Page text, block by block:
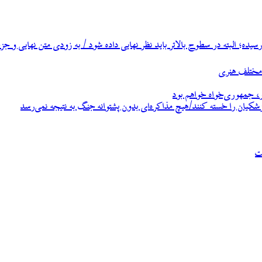
البته در سطوح بالاتر باید نظر نهایی داده شود / به زودی متن نهایی و
جمهوری‌خواه خواهم بود
را خسته کنند/هیچ مذاکره‌ای بدون پشتوانه جنگ به نتیجه نمی‌رسد